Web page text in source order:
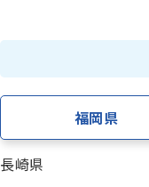
福岡県
長崎県